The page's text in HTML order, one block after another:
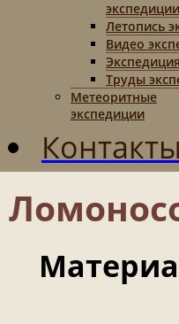
экспедиции
Летопись
Видео
Труды
Метеоритные
экспедиции
Контакты